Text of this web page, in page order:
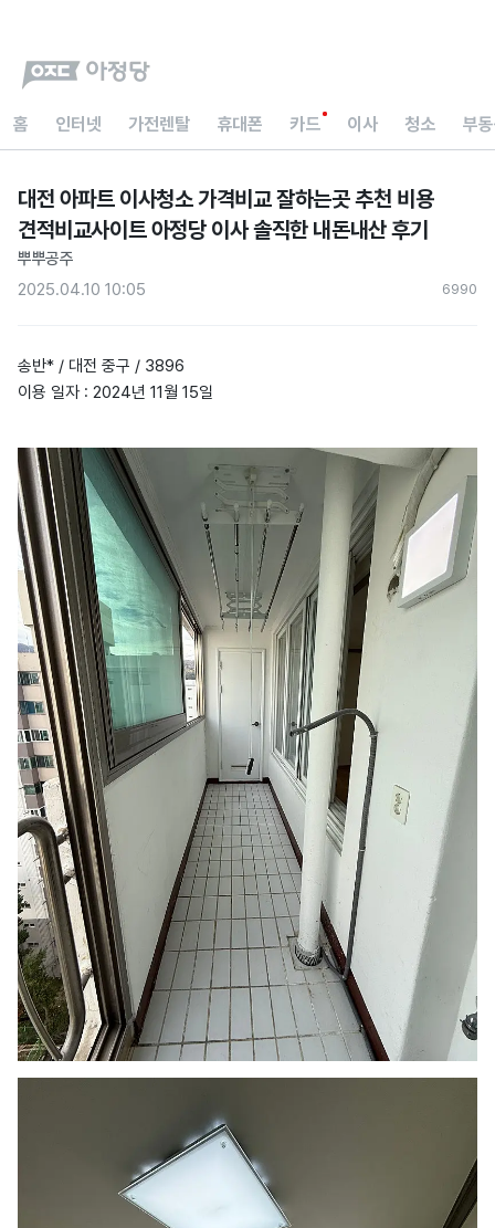
홈 인터넷 가전렌탈 휴대폰 카드 이사 청소 부
대전 아파트 이사청소 가격비교 잘하는곳 추천 비용
견적비교사이트 아정당 이사 솔직한 내돈내산 후기
뿌뿌공주
2025.04.10 10:05
6990
송반* / 대전 중구 / 3896
이용 일자 : 2024년 11월 15일